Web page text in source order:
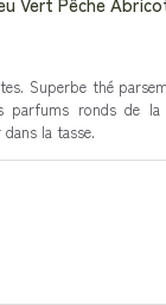
Superbe thé
parfums ronds de
la tasse.